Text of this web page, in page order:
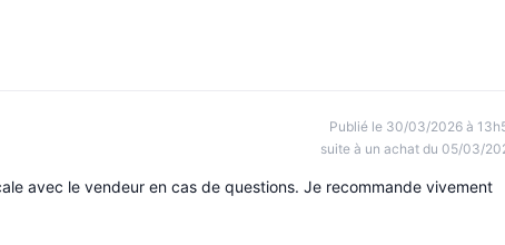
Publié le 30/03/2026 à
suite à un achat du 05/03/
avec le vendeur en cas de questions. Je recommande vivement